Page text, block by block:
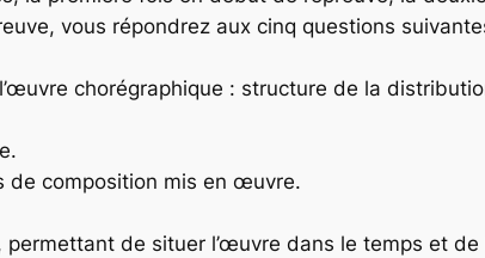
vous répondrez aux cinq questions
chorégraphique : structure de la
de composition mis en œuvre.
de situer l’œuvre dans le temps et